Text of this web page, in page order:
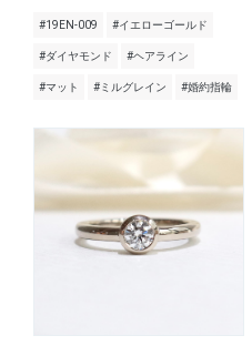
#19EN-009 #イエローゴールド
#ダイヤモンド #ヘアライン
#マット #ミルグレイン #婚約指輪